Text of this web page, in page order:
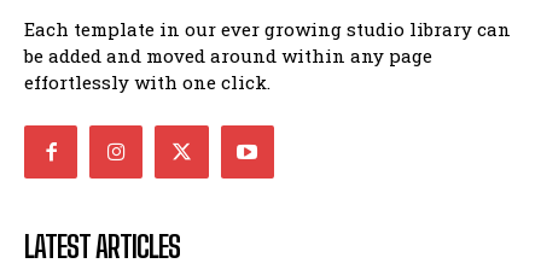
Each template in our ever growing studio library can
be added and moved around within any page
effortlessly with one click.
LATEST ARTICLES